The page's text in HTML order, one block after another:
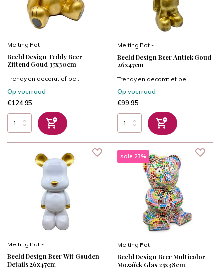
Melting Pot -
Beeld Design Teddy Beer
Zittend Goud 35x30cm
Trendy en decoratief be...
Op voorraad
€124,95
Melting Pot -
Beeld Design Beer Antiek Goud
26x47cm
Trendy en decoratief be...
Op voorraad
€99,95
Melting Pot -
Beeld Design Beer Wit Gouden
Details 26x47cm
sale 23%
Melting Pot -
Beeld Design Beer Multicolor
Mozaïek Glas 25x38cm